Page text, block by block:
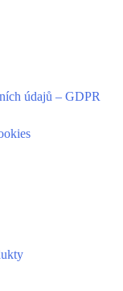
údajů – GDPR